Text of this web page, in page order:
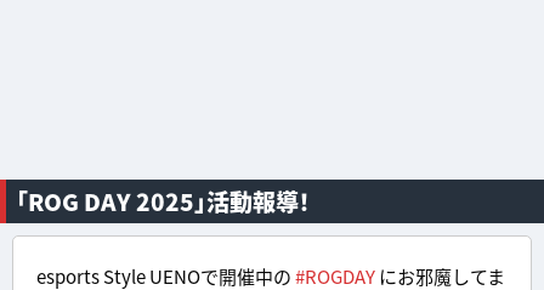
「ROG DAY 2025」活動報導！
esports Style UENOで開催中の#ROGDAYにお邪魔してま